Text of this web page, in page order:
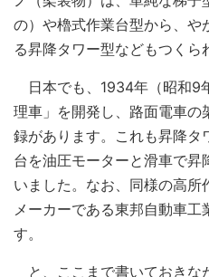
の）や櫓式作業台型から、
る昇降タワー型などもつくら
日本でも、1934年（昭和9
理車」を開発し、路面電車
録があります。これも昇降タ
台を油圧モーターと滑車で昇
いました。なお、同様の高
メーカーである東邦自動車
す。
と、ここまで書いておき